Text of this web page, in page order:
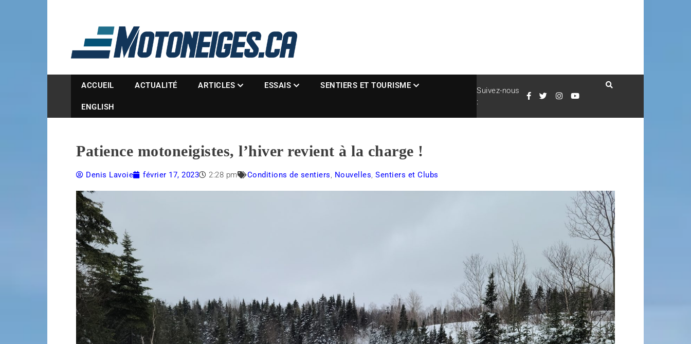
Magazine Motoneiges.ca
ACCUEIL ACTUALITÉ ARTICLES ESSAIS SENTIERS ET TOURISME
ENGLISH
Suivez-nous
:
Patience motoneigistes, l’hiver revient à la charge !
Denis Lavoie février 17, 2023 2:28 pm Conditions de sentiers, Nouvelles,Sentiers et Clubs